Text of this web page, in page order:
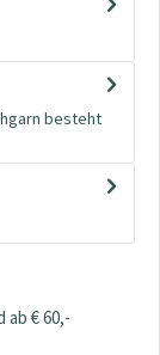
besteht
€ 60,-